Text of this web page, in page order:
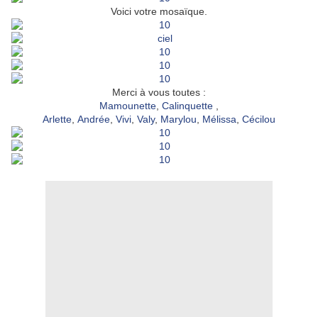
Voici votre mosaïque.
Merci à vous toutes :
Mamounette Calinquette
Arlette Andrée Vivi Valy, Marylou Mélissa Cécilou